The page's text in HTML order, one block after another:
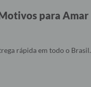
para Amar
rápida em todo o Brasil.